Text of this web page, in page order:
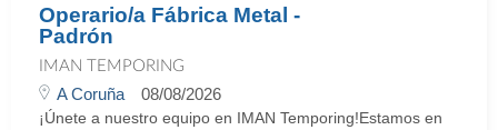
Operario/a Fábrica Metal -
Padrón
IMAN TEMPORING
A Coruña 08/08/2026
¡Únete a nuestro equipo en IMAN Temporing!Estamos en